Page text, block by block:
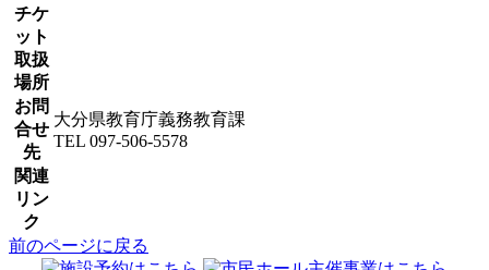
チケ
ット
取扱
場所
お問
合せ
先
大分県教育庁義務教育課
TEL 097-506-5578
関連
リン
ク
前のページに戻る